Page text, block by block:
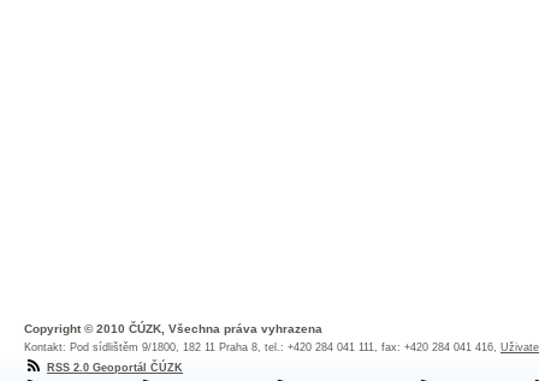
Copyright © 2010 ČÚZK, Všechna práva vyhrazena
Kontakt: Pod sídlištěm 9/1800, 182 11 Praha 8, tel.: +420 284 041 111, fax: +420 284 041 416,
RSS 2.0 Geoportál ČÚZK